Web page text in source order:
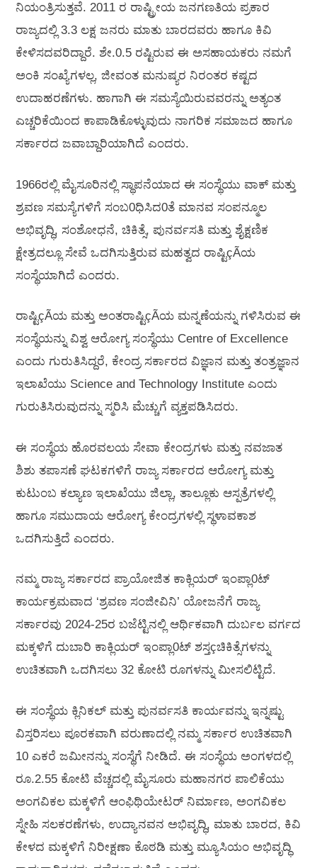
ನಿಯಂತ್ರಿಸುತ್ತವೆ. 2011 ರ ರಾಷ್ಟ್ರೀಯ ಜನಗಣತಿಯ ಪ್ರಕಾರ
ರಾಜ್ಯದಲ್ಲಿ 3.3 ಲಕ್ಷ ಜನರು ಮಾತು ಬಾರದವರು ಹಾಗೂ ಕಿವಿ
ಕೇಳಿಸದವರಿದ್ದಾರೆ. ಶೇ.0.5 ರಷ್ಟಿರುವ ಈ ಅಸಹಾಯಕರು ನಮಗೆ
ಅಂಕಿ ಸಂಖ್ಯೆಗಳಲ್ಲ, ಜೀವಂತ ಮನುಷ್ಯರ ನಿರಂತರ ಕಷ್ಟದ
ಉದಾಹರಣೆಗಳು. ಹಾಗಾಗಿ ಈ ಸಮಸ್ಯೆಯಿರುವವರನ್ನು ಅತ್ಯಂತ
ಎಚ್ಚರಿಕೆಯಿಂದ ಕಾಪಾಡಿಕೊಳ್ಳುವುದು ನಾಗರಿಕ ಸಮಾಜದ ಹಾಗೂ
ಸರ್ಕಾರದ ಜವಾಬ್ದಾರಿಯಾಗಿದೆ ಎಂದರು.
1966ರಲ್ಲಿ ಮೈಸೂರಿನಲ್ಲಿ ಸ್ಥಾಪನೆಯಾದ ಈ ಸಂಸ್ಥೆಯು ವಾಕ್ ಮತ್ತು
ಶ್ರವಣ ಸಮಸ್ಯೆಗಳಿಗೆ ಸಂಬ0ಧಿಸಿದ0ತೆ ಮಾನವ ಸಂಪನ್ಮೂಲ
ಅಭಿವೃದ್ಧಿ, ಸಂಶೋಧನೆ, ಚಿಕಿತ್ಸೆ, ಪುನರ್ವಸತಿ ಮತ್ತು ಶೈಕ್ಷಣಿಕ
ಕ್ಷೇತ್ರದಲ್ಲೂ ಸೇವೆ ಒದಗಿಸುತ್ತಿರುವ ಮಹತ್ವದ ರಾಷ್ಟಿçÃಯ
ಸಂಸ್ಥೆಯಾಗಿದೆ ಎಂದರು.
ರಾಷ್ಟಿçÃಯ ಮತ್ತು ಅಂತರಾಷ್ಟಿçÃಯ ಮನ್ನಣೆಯನ್ನು ಗಳಿಸಿರುವ ಈ
ಸಂಸ್ಥೆಯನ್ನು ವಿಶ್ವ ಆರೋಗ್ಯ ಸಂಸ್ಥೆಯು Centre of Excellence
ಎಂದು ಗುರುತಿಸಿದ್ದರೆ, ಕೇಂದ್ರ ಸರ್ಕಾರದ ವಿಜ್ಞಾನ ಮತ್ತು ತಂತ್ರಜ್ಞಾನ
ಇಲಾಖೆಯು Science and Technology Institute ಎಂದು
ಗುರುತಿಸಿರುವುದನ್ನು ಸ್ಮರಿಸಿ ಮೆಚ್ಚುಗೆ ವ್ಯಕ್ತಪಡಿಸಿದರು.
ಈ ಸಂಸ್ಥೆಯ ಹೊರವಲಯ ಸೇವಾ ಕೇಂದ್ರಗಳು ಮತ್ತು ನವಜಾತ
ಶಿಶು ತಪಾಸಣೆ ಘಟಕಗಳಿಗೆ ರಾಜ್ಯ ಸರ್ಕಾರದ ಆರೋಗ್ಯ ಮತ್ತು
ಕುಟುಂಬ ಕಲ್ಯಾಣ ಇಲಾಖೆಯು ಜಿಲ್ಲಾ, ತಾಲ್ಲೂಕು ಆಸ್ಪತ್ರೆಗಳಲ್ಲಿ
ಹಾಗೂ ಸಮುದಾಯ ಆರೋಗ್ಯ ಕೇಂದ್ರಗಳಲ್ಲಿ ಸ್ಥಳಾವಕಾಶ
ಒದಗಿಸುತ್ತಿದೆ ಎಂದರು.
ನಮ್ಮ ರಾಜ್ಯ ಸರ್ಕಾರದ ಪ್ರಾಯೋಜಿತ ಕಾಕ್ಲಿಯರ್ ಇಂಪ್ಲಾ0ಟ್
ಕಾರ್ಯಕ್ರಮವಾದ ‘ಶ್ರವಣ ಸಂಜೀವಿನಿ’ ಯೋಜನೆಗೆ ರಾಜ್ಯ
ಸರ್ಕಾರವು 2024-25ರ ಬಜೆಟ್ಟಿನಲ್ಲಿ ಆರ್ಥಿಕವಾಗಿ ದುರ್ಬಲ ವರ್ಗದ
ಮಕ್ಕಳಿಗೆ ದುಬಾರಿ ಕಾಕ್ಲಿಯರ್ ಇಂಪ್ಲಾ0ಟ್ ಶಸ್ತçಚಿಕಿತ್ಸೆಗಳನ್ನು
ಉಚಿತವಾಗಿ ಒದಗಿಸಲು 32 ಕೋಟಿ ರೂಗಳನ್ನು ಮೀಸಲಿಟ್ಟಿದೆ.
ಈ ಸಂಸ್ಥೆಯ ಕ್ಲಿನಿಕಲ್ ಮತ್ತು ಪುನರ್ವಸತಿ ಕಾರ್ಯವನ್ನು ಇನ್ನಷ್ಟು
ವಿಸ್ತರಿಸಲು ಪೂರಕವಾಗಿ ವರುಣಾದಲ್ಲಿ ನಮ್ಮ ಸರ್ಕಾರ ಉಚಿತವಾಗಿ
10 ಎಕರೆ ಜಮೀನನ್ನು ಸಂಸ್ಥೆಗೆ ನೀಡಿದೆ. ಈ ಸಂಸ್ಥೆಯ ಅಂಗಳದಲ್ಲಿ
ರೂ.2.55 ಕೋಟಿ ವೆಚ್ಚದಲ್ಲಿ ಮೈಸೂರು ಮಹಾನಗರ ಪಾಲಿಕೆಯು
ಅಂಗವಿಕಲ ಮಕ್ಕಳಿಗೆ ಆಂಫಿಥಿಯೇಟರ್ ನಿರ್ಮಾಣ, ಅಂಗವಿಕಲ
ಸ್ನೇಹಿ ಸಲಕರಣೆಗಳು, ಉದ್ಯಾನವನ ಅಭಿವೃದ್ಧಿ, ಮಾತು ಬಾರದ, ಕಿವಿ
ಕೇಳದ ಮಕ್ಕಳಿಗೆ ನಿರೀಕ್ಷಣಾ ಕೊಠಡಿ ಮತ್ತು ಮ್ಯೂಸಿಯಂ ಅಭಿವೃದ್ಧಿ